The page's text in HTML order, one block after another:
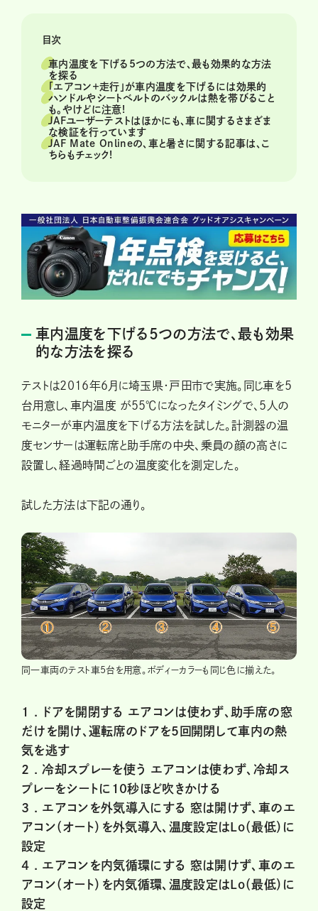
目次
車内温度を下げる5つの方法で、最も効果的な方法
を探る
「エアコン＋走行」が車内温度を下げるには効果的
ハンドルやシートベルトのバックルは熱を帯びること
も。やけどに注意!
JAFユーザーテストはほかにも、車に関するさまざま
な検証を行っています
JAF Mate Onlineの、車と暑さに関する記事は、こ
ちらもチェック!
車内温度を下げる5つの方法で、最も効果
的な方法を探る
テストは2016年6月に埼玉県・戸田市で実施。同じ車を5
台用意し、車内温度 が55℃になったタイミングで、5人の
モニターが車内温度を下げる方法を試した。計測器の温
度センサーは運転席と助手席の中央、乗員の顔の高さに
設置し、経過時間ごとの温度変化を測定した。
試した方法は下記の通り。
同一車両のテスト車5台を用意。ボディーカラーも同じ色に揃えた。
1 .
ドアを開閉する エアコンは使わず、助手席の窓
だけを開け、運転席のドアを5回開閉して車内の熱
気を逃す
2 . 冷却スプレーを使う エアコンは使わず、冷却ス
プレーをシートに10秒ほど吹きかける
3 . エアコンを外気導入にする 窓は開けず、車のエ
アコン（オート）を外気導入、温度設定はLo（最低）に
設定
4 . エアコンを内気循環にする 窓は開けず、車のエ
アコン（オート）を内気循環、温度設定はLo（最低）に
設定